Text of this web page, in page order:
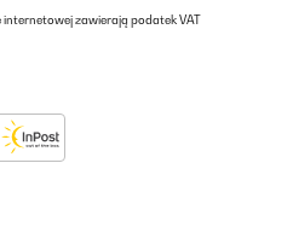
zawierają podatek VAT